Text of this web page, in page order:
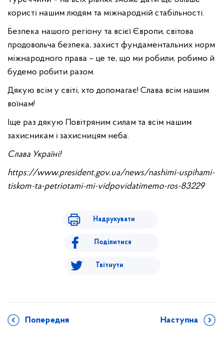
користі нашим людям та міжнародній стабільності.
Безпека нашого регіону та всієї Європи, світова
продовольча безпека, захист фундаментальних норм
міжнародного права – це те, що ми робили, робимо й
будемо робити разом.
Дякую всім у світі, хто допомагає! Слава всім нашим
воїнам!
Іще раз дякую Повітряним силам та всім нашим
захисникам і захисницям неба.
Слава Україні!
https://www.president.gov.ua/news/nashimi-uspihami-
tiskom-ta-petriotami-mi-vidpovidatimemo-ros-83229
Надрукувати
Поділитися
Твітнути
Попередня Наступна